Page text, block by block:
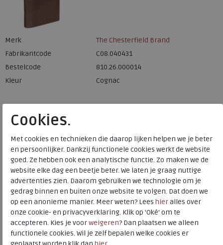
De Leren RFID portemonnee Marion heeft een klassieke en
tijdloze uitstraling. Deze leren portemonnee kan handig in
drie delen gevouwen worden zodat u al uw pasjes en geld
met u mee kan brengen. Aan de binnenkant van deze
portemonnee is plaats voor pasjes, twee transparante
opberg vakken, een opberg vak met ritssluiting en een
vakje voor kleingeld.De portemonnee is gemaakt van
hoogwaardig wax pull-up leer in cognac kleur. De hoge
kwaliteit van de leersoorten die wij gebruiken zorgt
Merk
The Chesterfield Brand
Fabrikantcode
C08.040431
Bestelcode
810.26.000014
Kleur
Cognac
Cookies.
Met cookies en technieken die daarop lijken helpen we je beter
en persoonlijker. Dankzij functionele cookies werkt de website
goed. Ze hebben ook een analytische functie. Zo maken we de
website elke dag een beetje beter. We laten je graag nuttige
advertenties zien. Daarom gebruiken we technologie om je
gedrag binnen en buiten onze website te volgen. Dat doen we
op een anonieme manier. Meer weten? Lees hieralles over
onze cookie- en privacyverklaring. Klik op 'Oké' om te
accepteren. Kies je voorweigeren? Dan plaatsen we alleen
functionele cookies. Wil je zelf bepalen welke cookies er